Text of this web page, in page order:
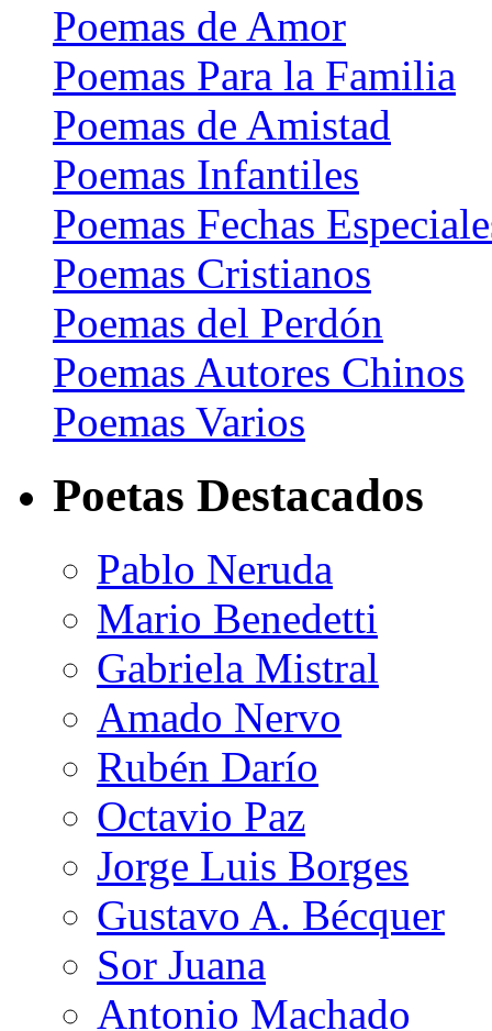
Poemas de Amor
Poemas Para la Familia
Poemas de Amistad
Poemas Infantiles
Poemas Fechas
Poemas Cristianos
Poemas del Perdón
Poemas Autores Chinos
Poemas Varios
Poetas Destacados
Pablo Neruda
Mario Benedetti
Gabriela Mistral
Amado Nervo
Rubén Darío
Octavio Paz
Jorge Luis Borges
Gustavo A. Bécquer
Sor Juana
Antonio Machado